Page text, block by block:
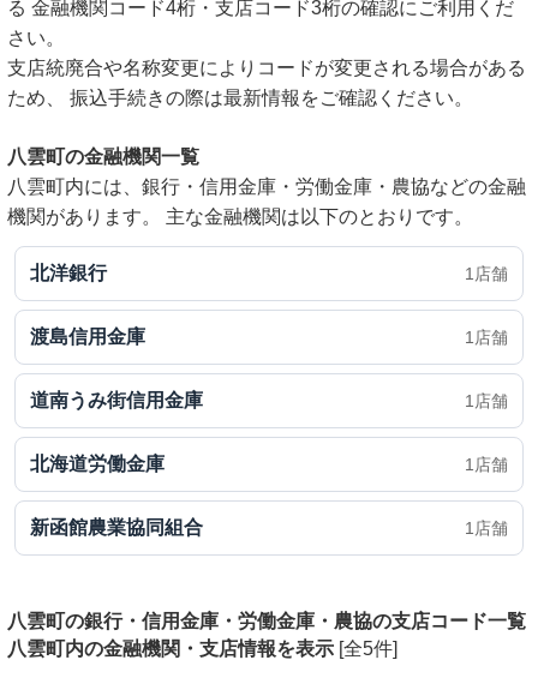
る 金融機関コード4桁・支店コード3桁の確認にご利用くだ
さい。
支店統廃合や名称変更によりコードが変更される場合がある
ため、 振込手続きの際は最新情報をご確認ください。
八雲町の金融機関一覧
八雲町内には、銀行・信用金庫・労働金庫・農協などの金融
機関があります。 主な金融機関は以下のとおりです。
北洋銀行 1店舗
渡島信用金庫 1店舗
道南うみ街信用金庫 1店舗
北海道労働金庫 1店舗
新函館農業協同組合 1店舗
八雲町の銀行・信用金庫・労働金庫・農協の支店コード一覧
八雲町内の金融機関・支店情報を表示 [全5件]